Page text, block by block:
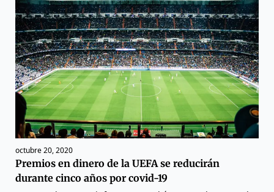
octubre 20, 2020
Premios en dinero de la UEFA se reducirán
durante cinco años por covid-19